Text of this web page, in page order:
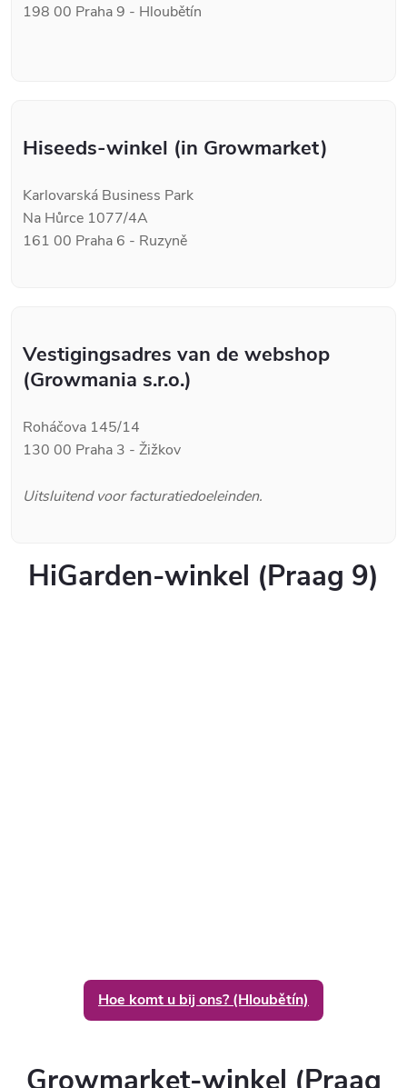
198 00 Praha 9 - Hloubětín
Hiseeds-winkel (in Growmarket)
Karlovarská Business Park
Na Hůrce 1077/4A
161 00 Praha 6 - Ruzyně
Vestigingsadres van de webshop
(Growmania s.r.o.)
Roháčova 145/14
130 00 Praha 3 - Žižkov
Uitsluitend voor facturatiedoeleinden.
HiGarden-winkel (Praag 9)
Hoe komt u bij ons? (Hloubětín)